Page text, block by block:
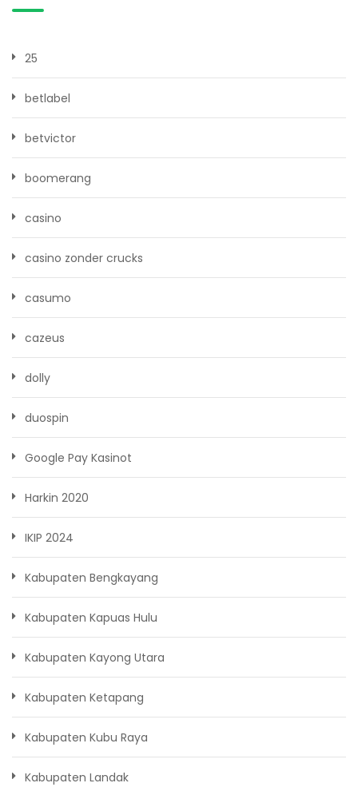
25
betlabel
betvictor
boomerang
casino
casino zonder crucks
casumo
cazeus
dolly
duospin
Google Pay Kasinot
Harkin 2020
IKIP 2024
Kabupaten Bengkayang
Kabupaten Kapuas Hulu
Kabupaten Kayong Utara
Kabupaten Ketapang
Kabupaten Kubu Raya
Kabupaten Landak